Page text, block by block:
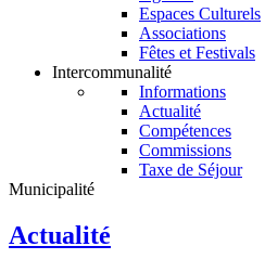
Espaces Culturels
Associations
Fêtes et Festivals
Intercommunalité
Informations
Actualité
Compétences
Commissions
Taxe de Séjour
Municipalité
Actualité